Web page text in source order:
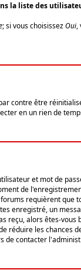
la liste des
; si vous choisissezOui,
contre être
en un rien de
et mot de
de
requièrent
enregistré, un
reçu, alors êtes-
réduire les
de contacter